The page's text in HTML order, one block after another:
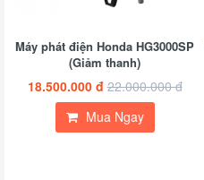
Máy phát điện Honda HG3000SP
(Giảm thanh)
18.500.000 đ 22.000.000 đ
Mua Ngay